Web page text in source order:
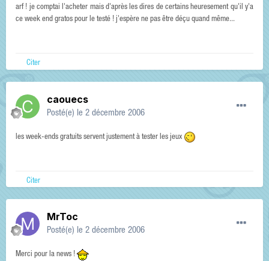
arf ! je comptai l'acheter mais d'après les dires de certains heuresement qu'il y'a
ce week end gratos pour le testé ! j'espère ne pas être déçu quand même...
Citer
caouecs
Posté(e) le 2 décembre 2006
les week-ends gratuits servent justement à tester les jeux
Citer
MrToc
Posté(e) le 2 décembre 2006
Merci pour la news !